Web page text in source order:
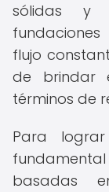
sólidas y
flujo
de brindar
términos de
Para
basadas